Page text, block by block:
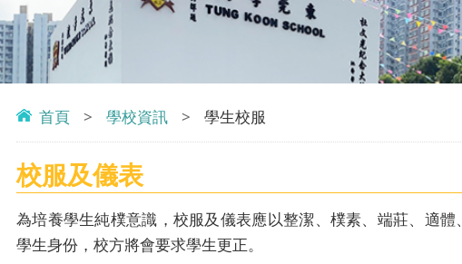
首頁 > 學校資訊 > 學生校服
校服及儀表
為培養學生純樸意識，校服及儀表應以整潔、樸素、端莊、適
學生身份，校方將會要求學生更正。